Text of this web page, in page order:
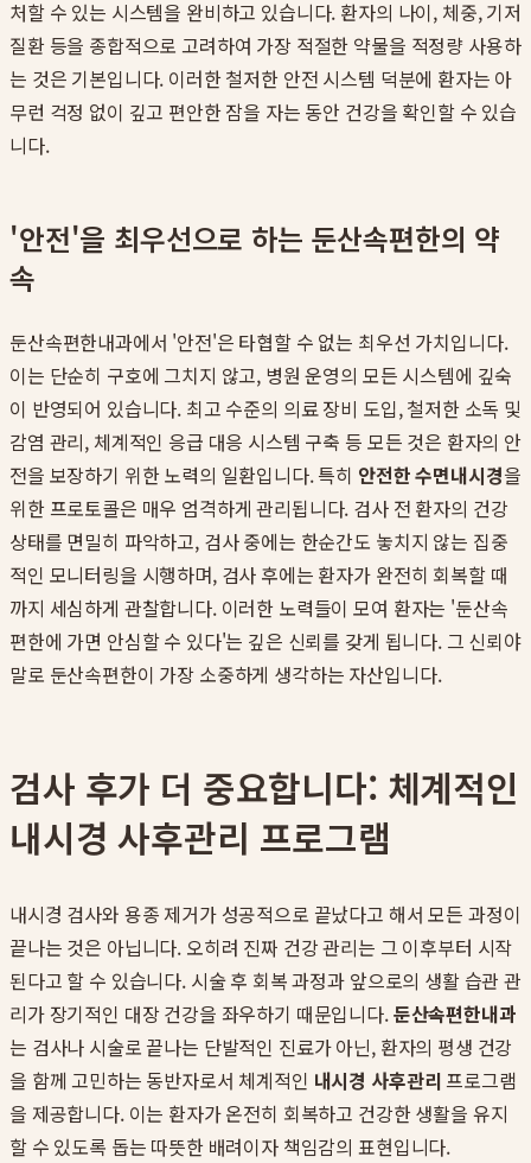
처할 수 있는 시스템을 완비하고 있습니다. 환자의 나이, 체중, 기저
질환 등을 종합적으로 고려하여 가장 적절한 약물을 적정량 사용하
는 것은 기본입니다. 이러한 철저한 안전 시스템 덕분에 환자는 아
무런 걱정 없이 깊고 편안한 잠을 자는 동안 건강을 확인할 수 있습
니다.
'안전'을 최우선으로 하는 둔산속편한의 약
속
둔산속편한내과에서 '안전'은 타협할 수 없는 최우선 가치입니다.
이는 단순히 구호에 그치지 않고, 병원 운영의 모든 시스템에 깊숙
이 반영되어 있습니다. 최고 수준의 의료 장비 도입, 철저한 소독 및
감염 관리, 체계적인 응급 대응 시스템 구축 등 모든 것은 환자의 안
전을 보장하기 위한 노력의 일환입니다. 특히 안전한 수면내시경을
위한 프로토콜은 매우 엄격하게 관리됩니다. 검사 전 환자의 건강
상태를 면밀히 파악하고, 검사 중에는 한순간도 놓치지 않는 집중
적인 모니터링을 시행하며, 검사 후에는 환자가 완전히 회복할 때
까지 세심하게 관찰합니다. 이러한 노력들이 모여 환자는 '둔산속
편한에 가면 안심할 수 있다'는 깊은 신뢰를 갖게 됩니다. 그 신뢰야
말로 둔산속편한이 가장 소중하게 생각하는 자산입니다.
검사 후가 더 중요합니다: 체계적인
내시경 사후관리 프로그램
내시경 검사와 용종 제거가 성공적으로 끝났다고 해서 모든 과정이
끝나는 것은 아닙니다. 오히려 진짜 건강 관리는 그 이후부터 시작
된다고 할 수 있습니다. 시술 후 회복 과정과 앞으로의 생활 습관 관
리가 장기적인 대장 건강을 좌우하기 때문입니다.둔산속편한내과
는 검사나 시술로 끝나는 단발적인 진료가 아닌, 환자의 평생 건강
을 함께 고민하는 동반자로서 체계적인 내시경 사후관리프로그램
을 제공합니다. 이는 환자가 온전히 회복하고 건강한 생활을 유지
할 수 있도록 돕는 따뜻한 배려이자 책임감의 표현입니다.